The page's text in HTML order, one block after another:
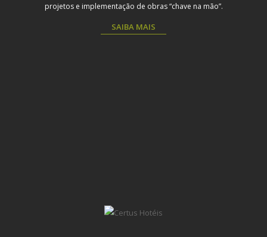
projetos e implementação de obras “chave na mão”.
SAIBA MAIS